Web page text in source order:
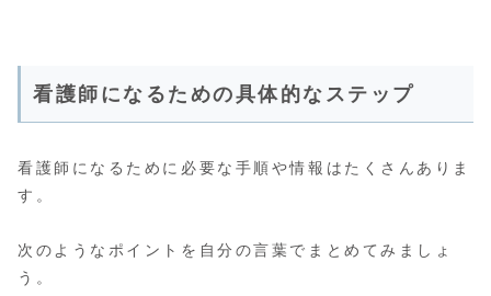
看護師になるための具体的なステップ
看護師になるために必要な手順や情報はたくさんありま
す。
次のようなポイントを自分の言葉でまとめてみましょ
う。